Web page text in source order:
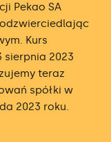
Pekao SA
Kurs
sierpnia 2023
teraz
spółki w
2023 roku.